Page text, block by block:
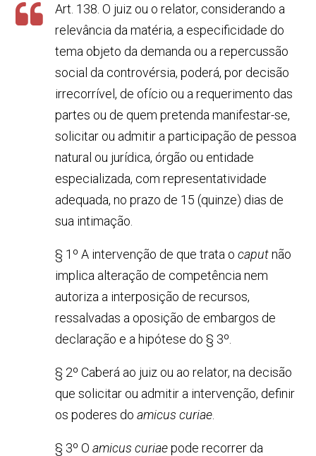
Art. 138. O juiz ou o relator, considerando a
relevância da matéria, a especificidade do
tema objeto da demanda ou a repercussão
social da controvérsia, poderá, por decisão
irrecorrível, de ofício ou a requerimento das
partes ou de quem pretenda manifestar-se,
solicitar ou admitir a participação de pessoa
natural ou jurídica, órgão ou entidade
especializada, com representatividade
adequada, no prazo de 15 (quinze) dias de
sua intimação.
§ 1º A intervenção de que trata ocaputnão
implica alteração de competência nem
autoriza a interposição de recursos,
ressalvadas a oposição de embargos de
declaração e a hipótese do § 3º.
§ 2º Caberá ao juiz ou ao relator, na decisão
que solicitar ou admitir a intervenção, definir
os poderes doamicus curiae
§ 3º Oamicus curiaepode recorrer da